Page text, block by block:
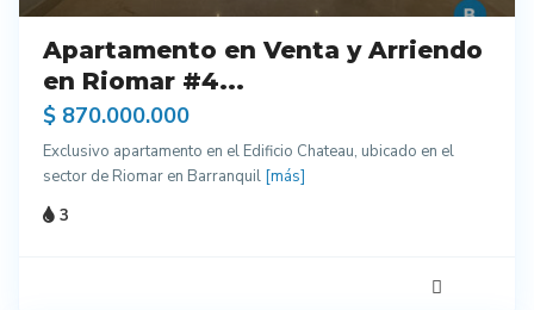
Apartamento en Venta y Arriendo
en Riomar #4...
$ 870.000.000
Exclusivo apartamento en el Edificio Chateau, ubicado en el
sector de Riomar en Barranquil [más]
3